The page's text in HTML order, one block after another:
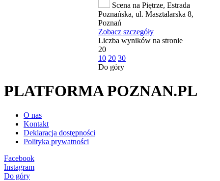
Scena na Piętrze, Estrada
Poznańska, ul. Masztalarska 8,
Poznań
Zobacz szczegóły
Liczba wyników na stronie
20
10 20 30
Do góry
PLATFORMA POZNAN.PL
O nas
Kontakt
Deklaracja dostępności
Polityka prywatności
Facebook
Instagram
Do góry